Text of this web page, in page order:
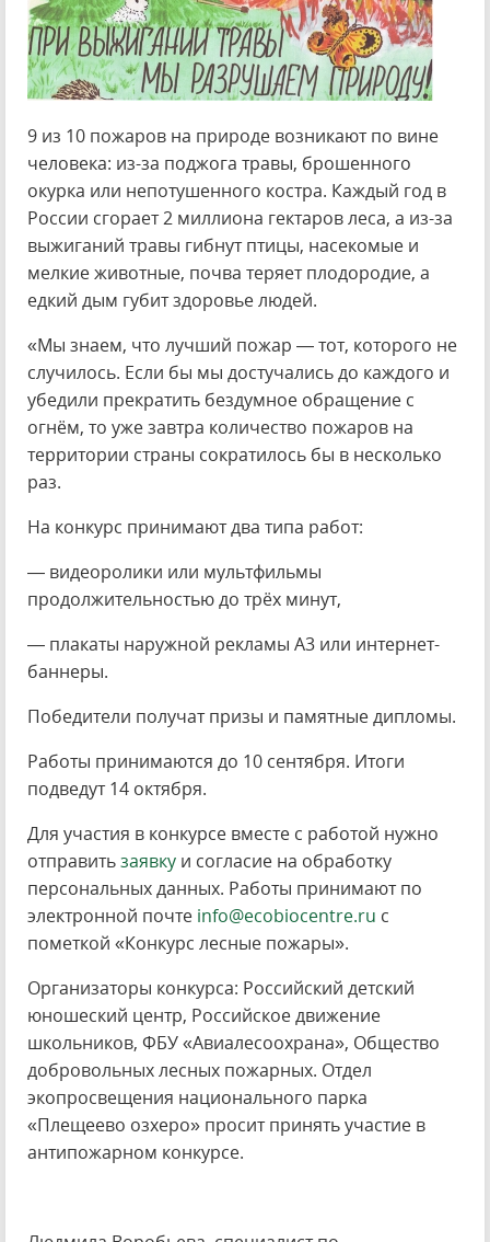
9 из 10 пожаров на природе возникают по вине
человека: из-за поджога травы, брошенного
окурка или непотушенного костра. Каждый год в
России сгорает 2 миллиона гектаров леса, а из-за
выжиганий травы гибнут птицы, насекомые и
мелкие животные, почва теряет плодородие, а
едкий дым губит здоровье людей.
«Мы знаем, что лучший пожар — тот, которого не
случилось. Если бы мы достучались до каждого и
убедили прекратить бездумное обращение с
огнём, то уже завтра количество пожаров на
территории страны сократилось бы в несколько
раз.
На конкурс принимают два типа работ:
— видеоролики или мультфильмы
продолжительностью до трёх минут,
— плакаты наружной рекламы А3 или интернет-
баннеры.
Победители получат призы и памятные дипломы.
Работы принимаются до 10 сентября. Итоги
подведут 14 октября.
Для участия в конкурсе вместе с работой нужно
отправитьзаявку и согласие на обработку
персональных данных. Работы принимают по
электронной почте info@ecobiocentre.ru с
пометкой «Конкурс лесные пожары».
Организаторы конкурса: Российский детский
юношеский центр, Российское движение
школьников, ФБУ «Авиалесоохрана», Общество
добровольных лесных пожарных. Отдел
экопросвещения национального парка
«Плещеево озхеро» просит принять участие в
антипожарном конкурсе.